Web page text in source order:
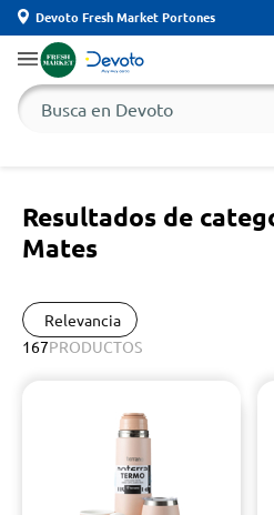
Devoto Fresh Market Portones
Resultados de
Mates
Relevancia
167PRODUCTOS